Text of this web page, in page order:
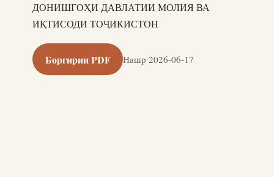
ДОНИШГОҲИ ДАВЛАТИИ МОЛИЯ ВА
ИҚТИСОДИ ТОҶИКИСТОН
Боргирии PDF Нашр 2026-06-17